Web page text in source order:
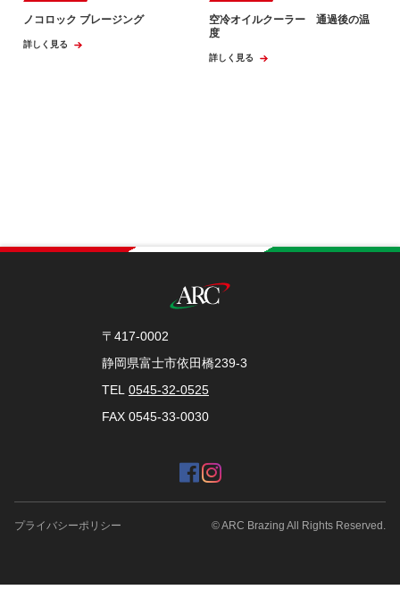
ノコロック ブレージング
詳しく見る
空冷オイルクーラー 通過後の温
度
詳しく見る
〒417-0002
静岡県富士市依田橋239-3
TEL 0545-32-0525
FAX 0545-33-0030
プライバシーポリシー © ARC Brazing All Rights Reserved.